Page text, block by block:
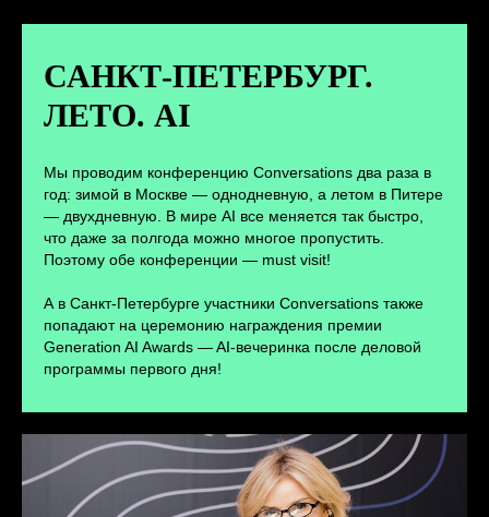
САНКТ-ПЕТЕРБУРГ.
ЛЕТО. AI
Мы проводим конференцию Conversations два раза в
год: зимой в Москве — однодневную, а летом в Питере
— двухдневную. В мире AI все меняется так быстро,
что даже за полгода можно многое пропустить.
Поэтому обе конференции — must visit!
А в Санкт-Петербурге участники Conversations также
попадают на церемонию награждения премии
Generation AI Awards — AI-вечеринка после деловой
программы первого дня!
ПЕРЕЙТИ